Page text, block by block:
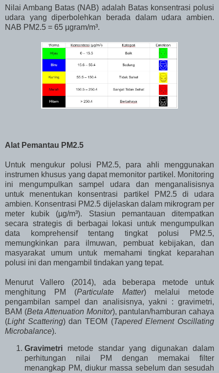
Nilai Ambang Batas (NAB) adalah Batas konsentrasi polusi
udara yang diperbolehkan berada dalam udara ambien.
NAB PM2.5 = 65 µgram/m³.
Alat Pemantau PM2.5
Untuk mengukur polusi PM2.5, para ahli menggunakan
instrumen khusus yang dapat memonitor partikel. Monitoring
ini mengumpulkan sampel udara dan menganalisisnya
untuk menentukan konsentrasi partikel PM2.5 di udara
ambien. Konsentrasi PM2.5 dijelaskan dalam mikrogram per
meter kubik (µg/m³). Stasiun pemantauan ditempatkan
secara strategis di berbagai lokasi untuk mengumpulkan
data komprehensif tentang tingkat polusi PM2.5,
memungkinkan para ilmuwan, pembuat kebijakan, dan
masyarakat umum untuk memahami tingkat keparahan
polusi ini dan mengambil tindakan yang tepat.
Menurut Vallero (2014), ada beberapa metode untuk
menghitung PM (Particulate Matter) melalui metode
pengambilan sampel dan analisisnya, yakni : gravimetri,
BAM (Beta Attenuation Monitor), pantulan/hamburan cahaya
(Light Scattering) dan TEOM (Tapered Element Oscillating
Microbalance).
Gravimetri metode standar yang digunakan dalam
perhitungan nilai PM dengan memakai filter
menangkap PM, diukur massa sebelum dan sesudah